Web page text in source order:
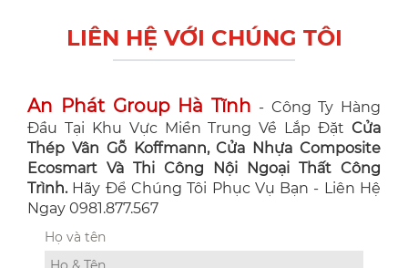
LIÊN HỆ VỚI CHÚNG TÔI
An Phát Group Hà Tĩnh - Công Ty Hàng
Đầu Tại Khu Vực Miền Trung Về Lắp Đặt Cửa
Thép Vân Gỗ Koffmann, Cửa Nhựa Composite
Ecosmart Và Thi Công Nội Ngoại Thất Công
Trình. Hãy Để Chúng Tôi Phục Vụ Bạn - Liên Hệ
Ngay 0981.877.567
Họ và tên